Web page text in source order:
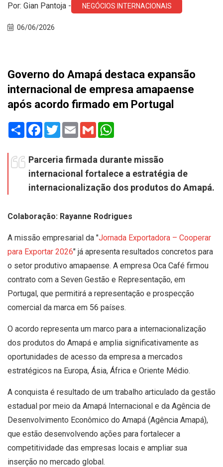
Por: Gian Pantoja - NEGÓCIOS INTERNACIONAIS
06/06/2026
Governo do Amapá destaca expansão
internacional de empresa amapaense
após acordo firmado em Portugal
Share Facebook
TwitterEmail Gmail
Parceria firmada durante missão
internacional fortalece a estratégia de
internacionalização dos produtos do Amapá.
Colaboração: Rayanne Rodrigues
A missão empresarial da "Jornada Exportadora – Cooperar
para Exportar 2026" já apresenta resultados concretos para
o setor produtivo amapaense. A empresa Oca Café firmou
contrato com a Seven Gestão e Representação, em
Portugal, que permitirá a representação e prospecção
comercial da marca em 56 países.
O acordo representa um marco para a internacionalização
dos produtos do Amapá e amplia significativamente as
oportunidades de acesso da empresa a mercados
estratégicos na Europa, Ásia, África e Oriente Médio.
A conquista é resultado de um trabalho articulado da gestão
estadual por meio da Amapá Internacional e da Agência de
Desenvolvimento Econômico do Amapá (Agência Amapá),
que estão desenvolvendo ações para fortalecer a
competitividade das empresas locais e ampliar sua
inserção no mercado global.